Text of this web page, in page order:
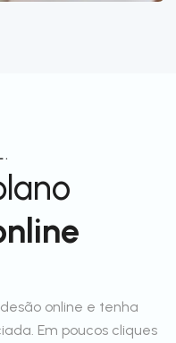
online e tenha
Em poucos cliques